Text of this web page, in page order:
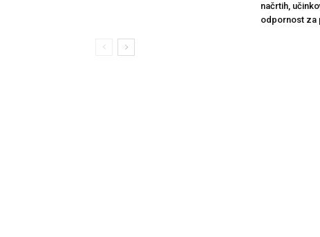
načrtih,
odpornost za